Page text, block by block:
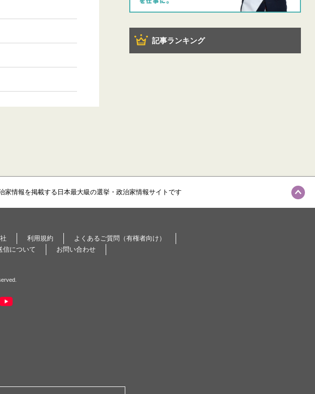
記事ランキング
家情報を掲載する日本最大級の選挙・政治家情報サイトです
利用規約
よくあるご質問（有権者向け）
信について お問い合わせ